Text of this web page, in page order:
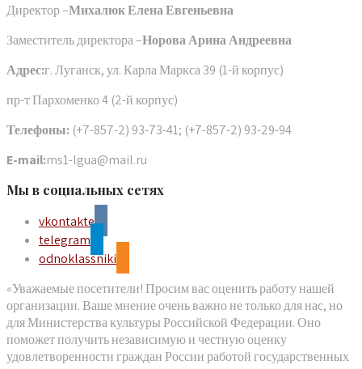
Директор –Михалюк Елена Евгеньевна
Заместитель директора –Норова Арина Андреевна
Адрес:г. Луганск, ул. Карла Маркса 39 (1-й корпус)
пр-т Пархоменко 4 (2-й корпус)
Телефоны: (+7-857-2) 93-73-41; (+7-857-2) 93-29-94
E-mail:ms1-lgua@mail.ru
Мы в социальных сетях
vkontakte
telegram
odnoklassniki
«Уважаемые посетители! Просим вас оценить работу нашей
организации. Ваше мнение очень важно не только для нас, но
для Министерства культуры Российской Федерации. Оно
поможет получить независимую и честную оценку
удовлетворенности граждан России работой государственных